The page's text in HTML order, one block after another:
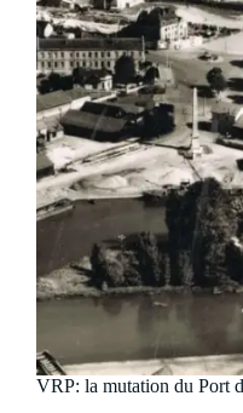
VRP: la mutation du Port